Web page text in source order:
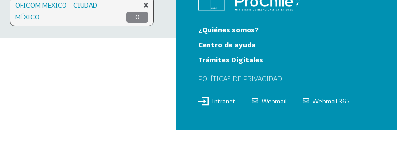
OFICOM MEXICO - CIUDAD
MÉXICO
0
¿Quiénes somos?
Centro de ayuda
Trámites Digitales
POLÍTICAS DE PRIVACIDAD
Intranet Webmail Webmail 365